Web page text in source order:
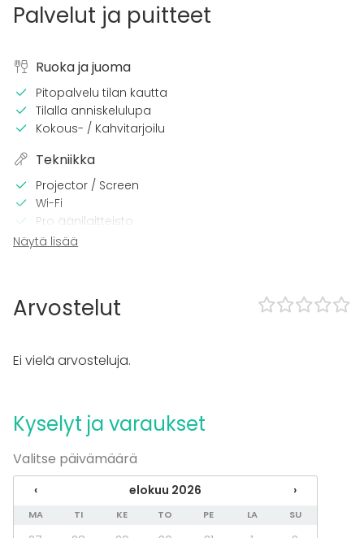
Palvelut ja puitteet
Ruoka ja juoma
Pitopalvelu tilan kautta
Tilalla anniskelulupa
Kokous- / Kahvitarjoilu
Tekniikka
Projector / Screen
Wi-Fi
Pro äänilaitteisto
Tilaan kuuluu
Tanssilattia
Can play own music
Esteetön tila
Kalusto
Astiasto
Fläppi- / Valkotaulu
Muistiinpanovälineet
Näytä lisää
Arvostelut
Ei vielä arvosteluja.
Kyselyt ja varaukset
Valitse päivämäärä
‹ elokuu 2026 ›
MA TI KE TO PE LA SU